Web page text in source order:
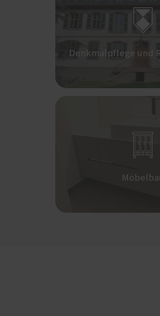

Denkmalpflege und
